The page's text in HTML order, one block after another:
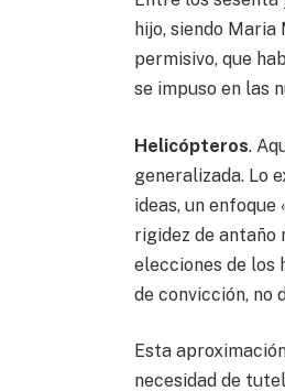
hijo, siendo
permisivo, que
se impuso en las
Helicópteros.
generalizada. Lo
ideas, un
rigidez de
elecciones de los
de convicción, no
Esta
necesidad de